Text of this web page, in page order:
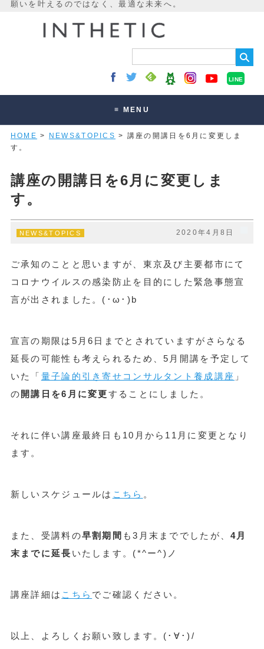
LINE
≡ MENU
未来最適化とは
お客様の声
HOME > NEWS&TOPICS > 講座の開講日を6月に変更しま
す。
講座の開講日を6月に変更しま
す。
NEWS&TOPICS 2020年4月8日
ご承知のことと思いますが、東京及び主要都市にて
コロナウイルスの感染防止を目的にした緊急事態宣
言が出されました。(･ω･)b
宣言の期限は5月6日までとされていますがさらなる
延長の可能性も考えられるため、5月開講を予定して
いた「 量子論的引き寄せコンサルタント養成講座 」
の 開講日を6月に変更することにしました。
それに伴い講座最終日も10月から11月に変更となり
ます。
新しいスケジュールは こちら 。
また、受講料の早割期間 も3月末まででしたが、4月
末までに延長 いたします。(*^ー^)ノ
講座詳細は こちら でご確認ください。
以上、よろしくお願い致します。(･∀･)/